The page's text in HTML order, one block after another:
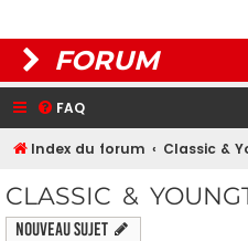
FORUM
FAQ
Index du forum Classic &
CLASSIC &
Nouveau sujet